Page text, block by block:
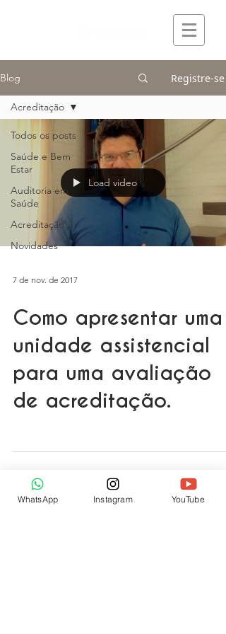
Blog Registre-se
Todos os posts
Saúde e Bem
Estar
Auditoria em
Saúde
Acreditação
Novidades
Acreditação
Load video
7 de nov. de 2017
Como apresentar uma
unidade assistencial
para uma avaliação
de acreditação.
CEQUALE 02.848.544
/0001-33
Rua Costa Barros, 1161 - Aldeota
WhatsApp Instagram YouTube